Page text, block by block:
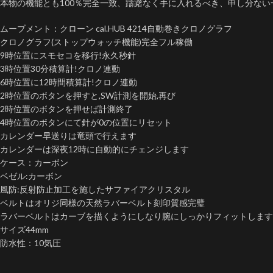
本物の機能とも100％完全一致、躊躇なく手に入れるべき、申し分ない
ムーブメント：クローン cal.HUB 4214自動巻きクロノグラフ
クロノグラフ(ストップウォッチ機能)完全フル稼働
9時位置にスモセコを移行!永久秒針
3時位置30分積算計!クロノ連動
6時位置に12時間積算計!クロノ連動
2時位置のボタンを押すと,SW計測を開始,再び
2時位置のボタンを押せば計測終了
4時位置のボタンにて針が0の位置にリセット
カレンダー早送りは竜頭で行えます
カレンダーは深夜12時に自動的にチェンジします
ケース：カーボン
ベゼル:カーボン
風防:反射防止加工を施したサファイアクリスタル
ベルトはオリジ同様の天然ラバーベルト刻印質感完璧
ラバーベルトはカーブを描くようにしなり腕にしっかりフィットします
サイズ44mm
防水性：10気圧